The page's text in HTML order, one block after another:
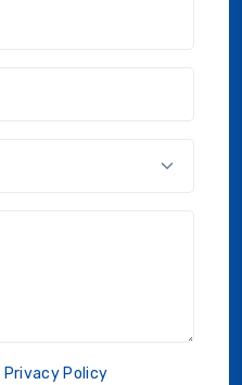
Privacy Policy